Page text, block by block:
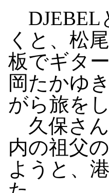
DJEBEL
くと、松
板でギタ
岡たかゆ
がら旅を
久保さん
内の祖父
ようと、